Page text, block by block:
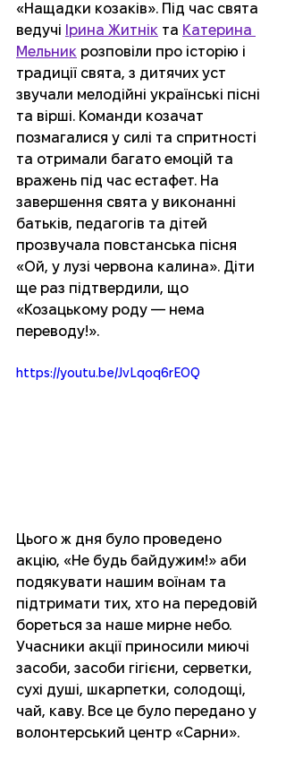
«Нащадки козаків». Під час свята
ведучі Ірина Житнік та Катерина
Мельник розповіли про історію і
традиції свята, з дитячих уст
звучали мелодійні українські пісні
та вірші. Команди козачат
позмагалися у силі та спритності
та отримали багато емоцій та
вражень під час естафет. На
завершення свята у виконанні
батьків, педагогів та дітей
прозвучала повстанська пісня
«Ой, у лузі червона калина». Діти
ще раз підтвердили, що
«Козацькому роду — нема
переводу!».
https://youtu.be/JvLqoq6rEOQ
Цього ж дня було проведено
акцію, «Не будь байдужим!» аби
подякувати нашим воїнам та
підтримати тих, хто на передовій
бореться за наше мирне небо.
Учасники акції приносили миючі
засоби, засоби гігієни, серветки,
сухі душі, шкарпетки, солодощі,
чай, каву. Все це було передано у
волонтерський центр «Сарни».